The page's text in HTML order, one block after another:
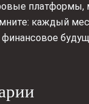
платформы,
каждый
финансовое